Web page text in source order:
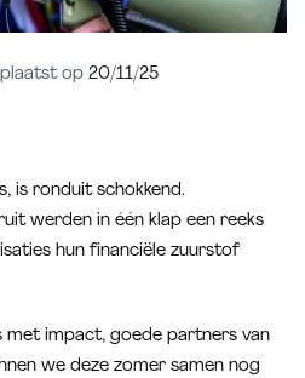
op 20/11/25
is ronduit schokkend.
werden in één klap een reeks
hun financiële zuurstof
met impact, goede partners van
we deze zomer samen nog